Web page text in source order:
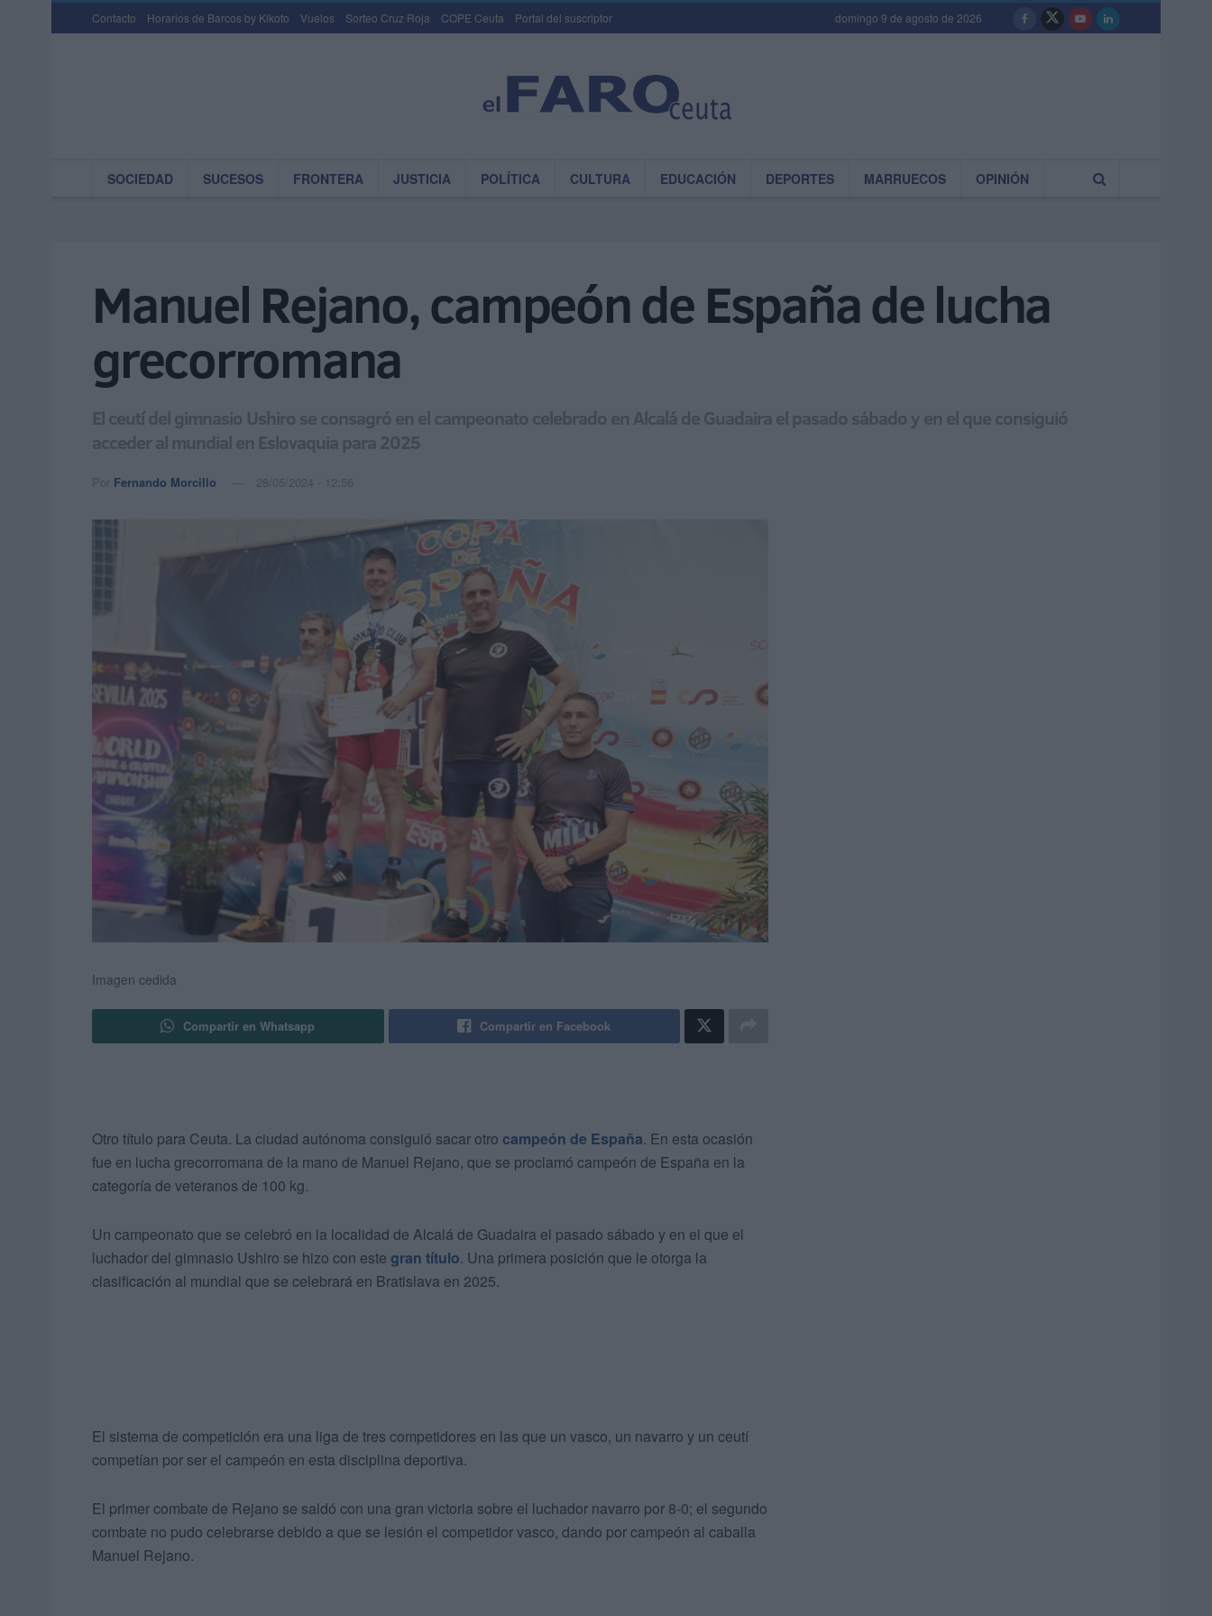
Contacto Horarios de Barcos by Kikoto Vuelos Sorteo Cruz Roja COPE Ceuta Portal del suscriptor domingo 9 de agosto de 2026
SOCIEDAD SUCESOS FRONTERA JUSTICIA POLÍTICA CULTURA EDUCACIÓN DEPORTES MARRUECOS OPINIÓN
Manuel Rejano, campeón de España de lucha
grecorromana
El ceutí del gimnasio Ushiro se consagró en el campeonato celebrado en Alcalá de Guadaira el pasado sábado y en el que consiguió
acceder al mundial en Eslovaquia para 2025
Por Fernando Morcillo 28/05/2024 - 12:56
Imagen cedida
Compartir en Whatsapp Compartir en Facebook
Otro título para Ceuta. La ciudad autónoma consiguió sacar otro campeón de España. En esta ocasión
fue en lucha grecorromana de la mano de Manuel Rejano, que se proclamó campeón de España en la
categoría de veteranos de 100 kg.
Un campeonato que se celebró en la localidad de Alcalá de Guadaira el pasado sábado y en el que el
luchador del gimnasio Ushiro se hizo con este gran título. Una primera posición que le otorga la
clasificación al mundial que se celebrará en Bratislava en 2025.
El sistema de competición era una liga de tres competidores en las que un vasco, un navarro y un ceutí
competían por ser el campeón en esta disciplina deportiva.
El primer combate de Rejano se saldó con una gran victoria sobre el luchador navarro por 8-0; el segundo
combate no pudo celebrarse debido a que se lesión el competidor vasco, dando por campeón al caballa
Manuel Rejano.